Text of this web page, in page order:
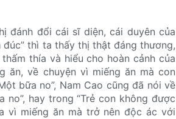
đánh đổi cái sĩ diện, cái duyên của
thì ta thấy thị thật đáng thương,
thía và hiểu cho hoàn cảnh của
ăn, về chuyện vì miếng ăn mà con
bữa no”, Nam Cao cũng đã nói về
hay trong “Trẻ con không được
vì miếng ăn mà trở nên độc ác với